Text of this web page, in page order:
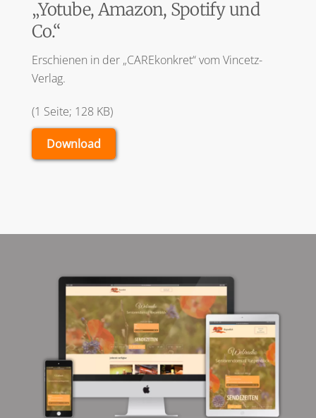
„Yotube, Amazon, Spotify und
Co.“
Erschienen in der „CAREkonkret“ vom Vincetz-
Verlag.
(1 Seite; 128 KB)
Download